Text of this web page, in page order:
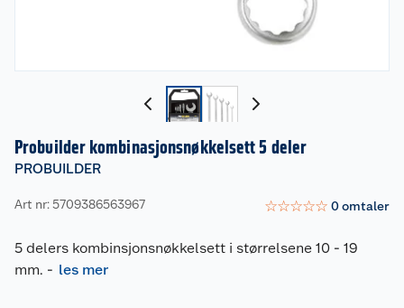
Probuilder kombinasjonsnøkkelsett 5 deler
PROBUILDER
Art nr: 5709386563967 ☆☆☆☆☆ 0omtaler
5 delers kombinsjonsnøkkelsett i størrelsene 10 - 19
mm. - les mer